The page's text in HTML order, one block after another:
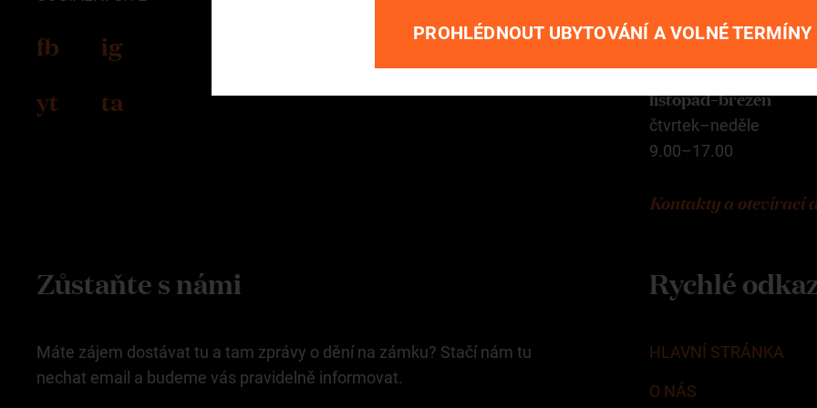
fb
ig
yt
ta
pondělí–neděle
listopad–březen
čtvrtek–neděle
9.00–17.00
Kontakty a otevírací
Zůstaňte s námi
Máte zájem dostávat tu a tam zprávy o dění na zámku? Stačí nám tu
nechat email a budeme vás pravidelně informovat.
Rychlé
HLAVNÍ STRÁNKA
O NÁS
PROHLÉDNOUT UBYTOVÁNÍ A VOLNÉ TERMÍNY